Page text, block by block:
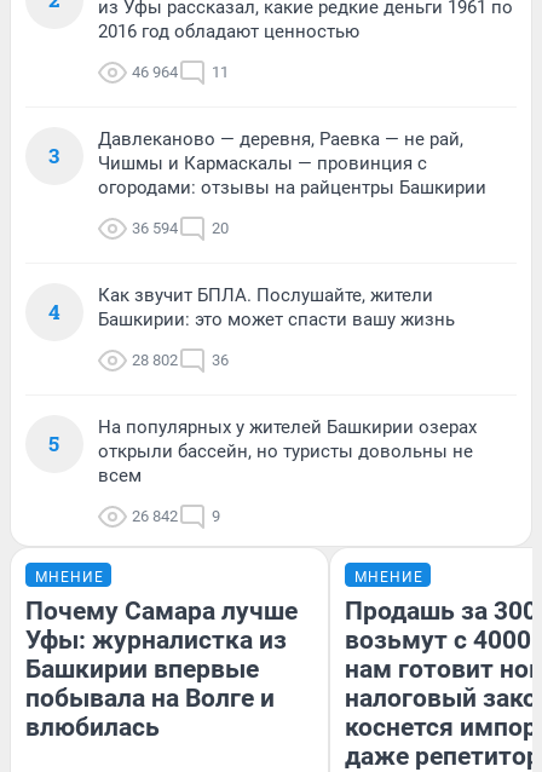
из Уфы рассказал, какие редкие деньги 1961 по
2016 год обладают ценностью
46 964 11
3
Давлеканово — деревня, Раевка — не рай,
Чишмы и Кармаскалы — провинция с
огородами: отзывы на райцентры Башкирии
36 594 20
4
Как звучит БПЛА. Послушайте, жители
Башкирии: это может спасти вашу жизнь
28 802 36
5
На популярных у жителей Башкирии озерах
открыли бассейн, но туристы довольны не
всем
26 842 9
МНЕНИЕ
Почему Самара лучше
Уфы: журналистка из
Башкирии впервые
побывала на Волге и
влюбилась
МНЕНИЕ
Продашь за
возьмут с
нам готовит
налоговый
коснется
даже